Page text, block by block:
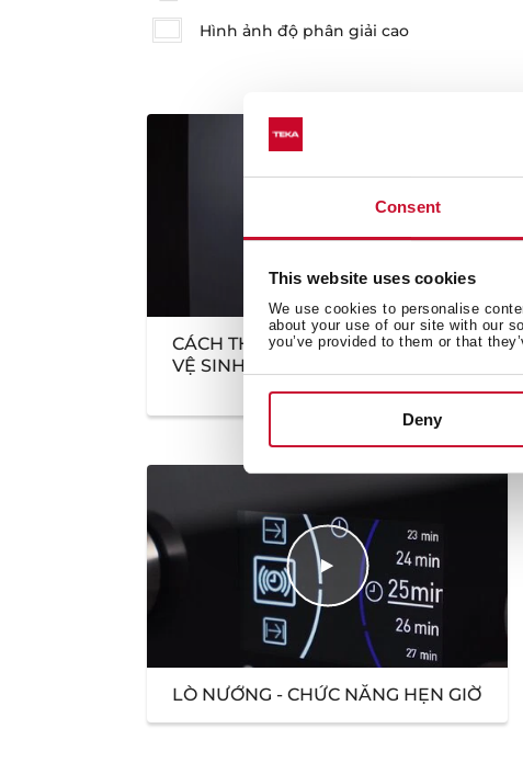
Consent
This website uses cookies
We use cookies to personalise
about your use of our site with our
you’ve provided to them or that
Deny
Hình ảnh độ phân giải cao
CÁCH THÁO CỬA LÒ NƯỚNG ĐỂ
VỆ SINH
LÒ NƯỚNG - CHỨC NĂNG HẸN GIỜ